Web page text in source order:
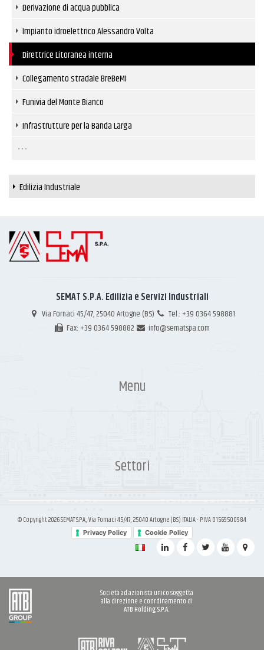
Derivazione di acqua pubblica
Impianto idroelettrico Alessandro Volta
Direttrice Litoranea interna
Collegamento stradale BreBeMi
Funivia del Monte Bianco
Infrastrutture per la Banda Larga
Edilizia Industriale
SEMAT S.P.A. Edilizia e Servizi Industriali
Via Fornaci 45/47, 25040 Artogne (BS)
Tel.: +39 0364 598881
Fax: +39 0364 598882
info@sematspa.com
Menu
Settori
© Copyright 2026 SEMAT S.P.A., Via Fornaci 45/47, 25040 Artogne (BS) ITALIA - P.IVA 01569500984
Privacy Policy Cookie Policy
Società ad azionista unico soggetta
alla direzione e coordinamento di
ATB Holding S.P.A.